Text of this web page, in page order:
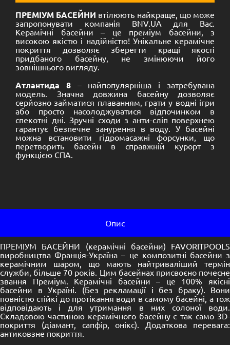
ПРЕМІУМ БАСЕЙНИ втілюють найкраще, що може
запропонувати компанія BNV.UA для Вас.
Керамічні басейни – це преміум басейни, з
високою якістю і надійністю! Унікальне керамічне
покриття дозволяє зберегти кращі якості
придбаного басейну, не змінюючи його
зовнішнього вигляду.
Атлантида 8– найпопулярніша і затребувана
модель. Значна довжина басейну дозволяє
серйозно займатися плаванням, грати у водні ігри
або просто насолоджуватися відпочинком в
спекотні дні. Зручні сходи з анти-сліп поверхнею
гарантує безпечне занурення в воду. У басейні
можна встановити гідромасажні форсунки, що
перетворить басейн в справжній курорт з
функцією СПА.
Опис
ПРЕМІУМ БАСЕЙНИ (керамічні басейни) FAVORITPOOLS
виробництва Франція-Україна – це композитні басейни з
керамічним шаром, що мають найтриваліший термін
служби, більше 70 років. Цим басейнах присвоєно почесне
звання Преміум. Керамічні басейни – це 100% якісні
басейни в Україні. (Без рекламації і без браку). Вони
повністю стійкі до протікання води в самому басейні, а тож
відповідають і для утримання в них солоної води.
Складовою частиною керамічного басейну є так само 3D-
покриття (діамант, сапфір, онікс). Додаткова перевага:
антиковзне покриття.